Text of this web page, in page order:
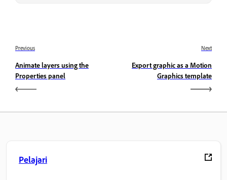
Previous
Animate layers using the
Properties panel
Next
Export graphic as a Motion
Graphics template
Pelajari